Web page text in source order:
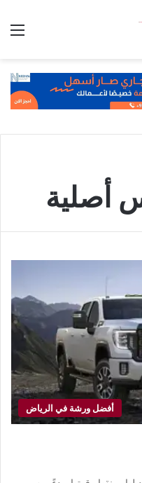
أصلية
أفضل ورشة في الرياض